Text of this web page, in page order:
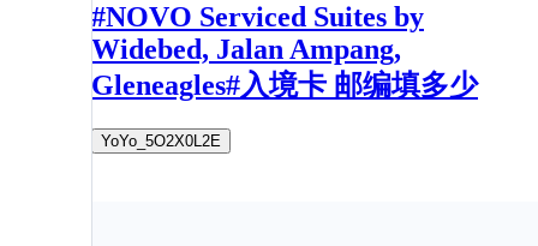
#NOVO Serviced Suites by
Widebed, Jalan Ampang,
Gleneagles#入境卡 邮编填多少
YoYo_5O2X0L2E